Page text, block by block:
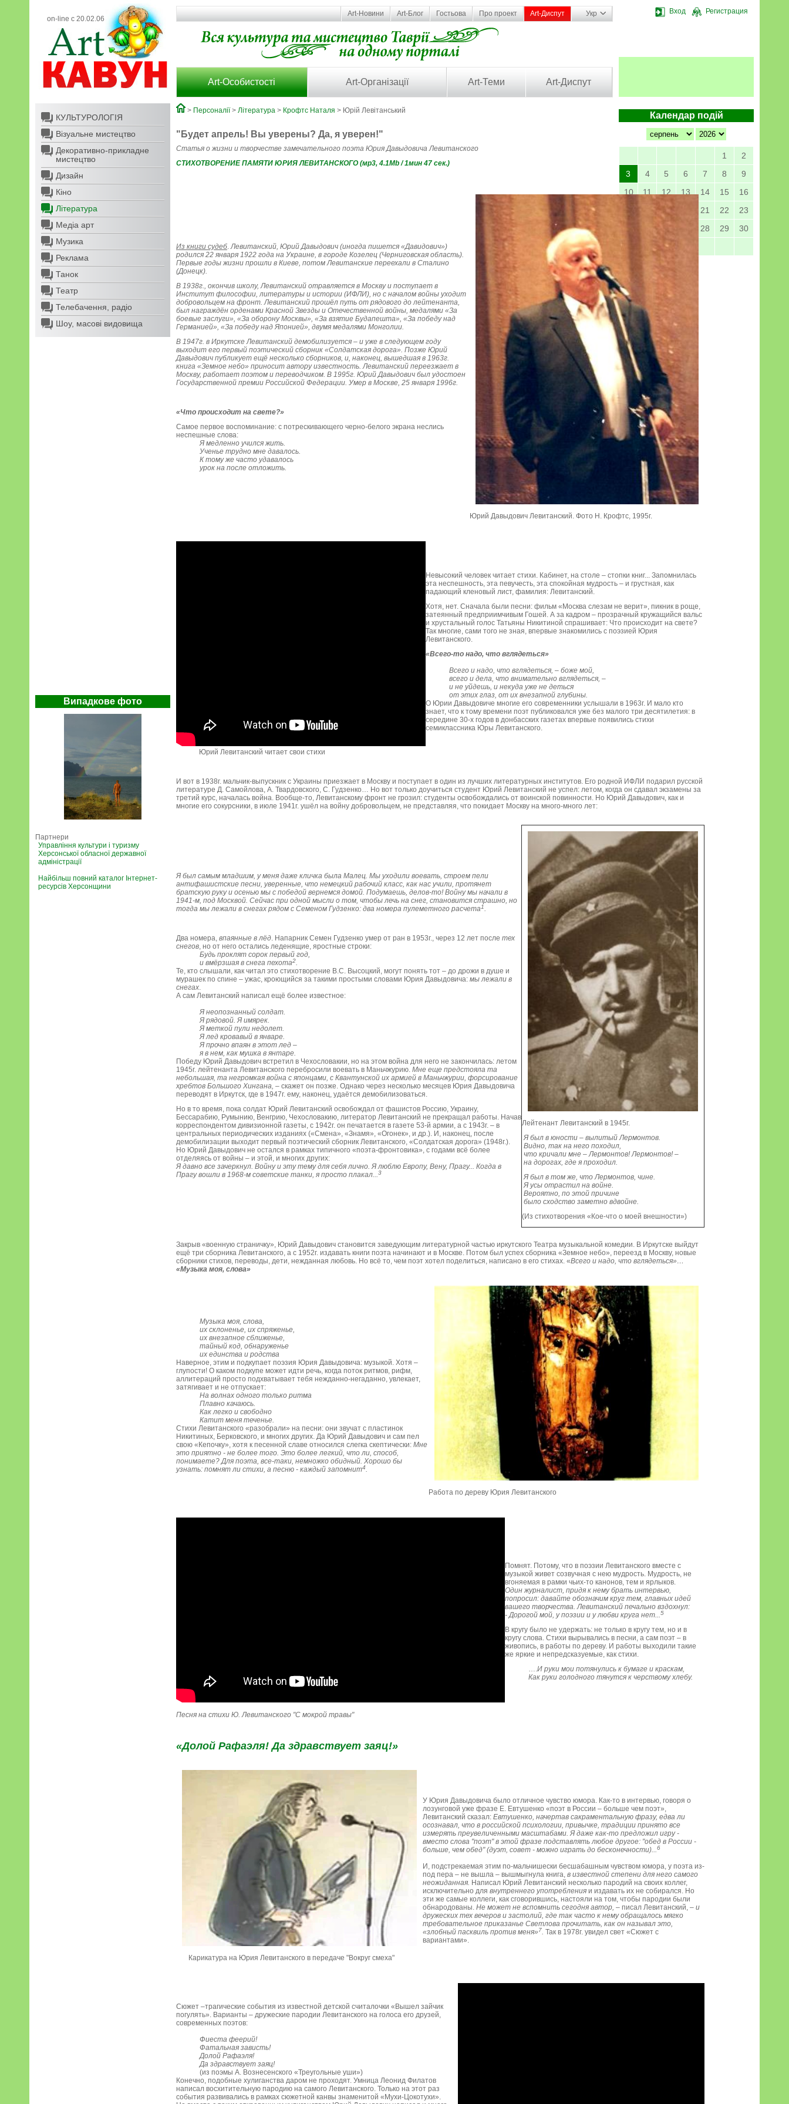
on-line с 20.02.06
Вход Регистрация
Art-Новини Art-Блог Гостьова Про проект Art-Диспут Укр
Art-Особистості Art-Організації Art-Теми Art-Диспут
КУЛЬТУРОЛОГІЯ
Візуальне мистецтво
Декоративно-прикладне
мистецтво
Дизайн
Кіно
Література
Медіа арт
Музика
Реклама
Танок
Театр
Телебачення, радіо
Шоу, масові видовища
Випадкове фото
Партнери
Управління культури і туризму
Херсонської обласної державної
адміністрації
Найбільш повний каталог Інтернет-
ресурсів Херсонщини
Календар подій
1
2
3
4 5 6 7 8
9
10
11 12 13 14 15
16
19 21 22
23
28 29
30
> Персоналії> Література > Крофтс Наталя > Юрій Левітанський
"Будет апрель! Вы уверены? Да, я уверен!"
Статья о жизни и творчестве замечательного поэта Юрия Давыдовича Левитанского
СТИХОТВОРЕНИЕ ПАМЯТИ ЮРИЯ ЛЕВИТАНСКОГО (мp3, 4.1Mb / 1мин 47 сек.)
Из книги судеб.Левитанский, Юрий Давыдович (иногда пишется «Давидович»)
родился 22 января 1922 года на Украине, в городе Козелец (Черниговская область).
Первые годы жизни прошли в Киеве, потом Левитанские переехали в Сталино
(Донецк).
В 1938г., окончив школу, Левитанский отравляется в Москву и поступает в
Институт философии, литературы и истории (ИФЛИ), но с началом войны уходит
добровольцем на фронт. Левитанский прошёл путь от рядового до лейтенанта,
был награждён орденами Красной Звезды и Отечественной войны, медалями «За
боевые заслуги», «За оборону Москвы», «За взятие Будапешта», «За победу над
Германией», «За победу над Японией», двумя медалями Монголии.
В 1947г. в Иркутске Левитанский демобилизуется – и уже в следующем году
выходит его первый поэтический сборник «Солдатская дорога». Позже Юрий
Давыдович публикует ещё несколько сборников, и, наконец, вышедшая в 1963г.
книга «Земное небо» приносит автору известность. Левитанский переезжает в
Москву, работает поэтом и переводчиком. В 1995г. Юрий Давыдович был удостоен
Государственной премии Российской Федерации. Умер в Москве, 25 января 1996г.
«Что происходит на свете?»
Самое первое воспоминание: с потрескивающего черно-белого экрана неслись
неспешные слова:
Я медленно учился жить.
Ученье трудно мне давалось.
К тому же часто удавалось
урок на после отложить.
Юрий Давыдович Левитанский. Фото Н. Крофтс, 1995г.
Юрий Левитанский читает свои стихи
Невысокий человек читает стихи. Кабинет, на столе – стопки книг... Запомнилась
эта неспешность, эта певучесть, эта спокойная мудрость – и грустная, как
падающий кленовый лист, фамилия: Левитанский.
Хотя, нет. Сначала были песни: фильм «Москва слезам не верит», пикник в роще,
затеянный предприимчивым Гошей. А за кадром – прозрачный кружащийся вальс
и хрустальный голос Татьяны Никитиной спрашивает: Что происходит на свете?
Так многие, сами того не зная, впервые знакомились с поэзией Юрия
Левитанского.
«Всего-то надо, что вглядеться»
Всего и надо, что вглядеться, – боже мой,
всего и дела, что внимательно вглядеться, –
и не уйдешь, и некуда уже не деться
от этих глаз, от их внезапной глубины.
О Юрии Давыдовиче многие его современники услышали в 1963г. И мало кто
знает, что к тому времени поэт публиковался уже без малого три десятилетия: в
середине 30-х годов в донбасских газетах впервые появились стихи
семиклассника Юры Левитанского.
И вот в 1938г. мальчик-выпускник с Украины приезжает в Москву и поступает в один из лучших литературных институтов. Его родной ИФЛИ подарил русской
литературе Д. Самойлова, А. Твардовского, С. Гудзенко… Но вот только доучиться студент Юрий Левитанский не успел: летом, когда он сдавал экзамены за
третий курс, началась война. Вообще-то, Левитанскому фронт не грозил: студенты освобождались от воинской повинности. Но Юрий Давыдович, как и
многие его сокурсники, в июле 1941г. ушёл на войну добровольцем, не представляя, что покидает Москву на много-много лет:
Я был самым младшим, у меня даже кличка была Малец. Мы уходили воевать, строем пели
антифашистские песни, уверенные, что немецкий рабочий класс, как нас учили, протянет
братскую руку и осенью мы с победой вернемся домой. Подумаешь, делов-то! Войну мы начали в
1941-м, под Москвой. Сейчас при одной мысли о том, чтобы лечь на снег, становится страшно, но
тогда мы лежали в снегах рядом с Семеном Гудзенко: два номера пулеметного расчета1.
Два номера, впаянные в лёд. Напарник Семен Гудзенко умер от ран в 1953г., через 12 лет после тех
снегов, но от него остались леденящие, яростные строки:
Будь проклят сорок первый год,
и вмёрзшая в снега пехота2.
Те, кто слышали, как читал это стихотворение В.С. Высоцкий, могут понять тот – до дрожи в душе и
мурашек по спине – ужас, кроющийся за такими простыми словами Юрия Давыдовича: мы лежали в
снегах.
А сам Левитанский написал ещё более известное:
Я неопознанный солдат.
Я рядовой. Я имярек.
Я меткой пули недолет.
Я лед кровавый в январе.
Я прочно впаян в этот лед –
я в нем, как мушка в янтаре.
Победу Юрий Давыдович встретил в Чехословакии, но на этом война для него не закончилась: летом
1945г. лейтенанта Левитанского перебросили воевать в Маньчжурию. Мне еще предстояла та
небольшая, та негромкая война с японцами, с Квантунской их армией в Маньчжурии, форсирование
хребтов Большого Хингана, – скажет он позже. Однако через несколько месяцев Юрия Давыдовича
переводят в Иркутск, где в 1947г. ему, наконец, удаётся демобилизоваться.
Но в то время, пока солдат Юрий Левитанский освобождал от фашистов Россию, Украину,
Бессарабию, Румынию, Венгрию, Чехословакию, литератор Левитанский не прекращал работы. Начав
корреспондентом дивизионной газеты, с 1942г. он печатается в газете 53-й армии, а с 1943г. – в
центральных периодических изданиях («Смена», «Знамя», «Огонек», и др.). И, наконец, после
демобилизации выходит первый поэтический сборник Левитанского, «Солдатская дорога» (1948г.).
Но Юрий Давыдович не остался в рамках типичного «поэта-фронтовика», с годами всё более
отделяясь от войны – и этой, и многих других:
Я давно все зачеркнул. Войну и эту тему для себя лично. Я люблю Европу, Вену, Прагу... Когда в
Прагу вошли в 1968-м советские танки, я просто плакал...3
Лейтенант Левитанский в 1945г.
Я был в юности – вылитый Лермонтов.
Видно, так на него походил,
что кричали мне – Лермонтов! Лермонтов! –
на дорогах, где я проходил.
Я был в том же, что Лермонтов, чине.
Я усы отрастил на войне.
Вероятно, по этой причине
было сходство заметно вдвойне.
(Из стихотворения «Кое-что о моей внешности»)
Закрыв «военную страничку», Юрий Давыдович становится заведующим литературной частью иркутского Театра музыкальной комедии. В Иркутске выйдут
ещё три сборника Левитанского, а с 1952г. издавать книги поэта начинают и в Москве. Потом был успех сборника «Земное небо», переезд в Москву, новые
сборники стихов, переводы, дети, нежданная любовь. Но всё то, чем поэт хотел поделиться, написано в его стихах. «Всего и надо, что вглядеться»…
«Музыка моя, слова»
Музыка моя, слова,
их склоненье, их спряженье,
их внезапное сближенье,
тайный код, обнаруженье
их единства и родства
Наверное, этим и подкупает поэзия Юрия Давыдовича: музыкой. Хотя –
глупости! О каком подкупе может идти речь, когда поток ритмов, рифм,
аллитераций просто подхватывает тебя нежданно-негаданно, увлекает,
затягивает и не отпускает:
На волнах одного только ритма
Плавно качаюсь.
Как легко и свободно
Катит меня теченье.
Стихи Левитанского «разобрали» на песни: они звучат с пластинок
Никитиных, Берковского, и многих других. Да Юрий Давыдович и сам пел
свою «Кепочку», хотя к песенной славе относился слегка скептически: Мне
это приятно - не более того. Это более легкий, что ли, способ,
понимаете? Для поэта, все-таки, немножко обидный. Хорошо бы
узнать: помнят ли стихи, а песню - каждый запомнит4.
Работа по дереву Юрия Левитанского
Песня на стихи Ю. Левитанского "С мокрой травы"
Помнят. Потому, что в поэзии Левитанского вместе с
музыкой живет созвучная с нею мудрость. Мудрость, не
вгоняемая в рамки чьих-то канонов, тем и ярлыков.
Один журналист, придя к нему брать интервью,
попросил: давайте обозначим круг тем, главных идей
вашего творчества. Левитанский печально вздохнул:
- Дорогой мой, у поэзии и у любви круга нет...5
В кругу было не удержать: не только в кругу тем, но и в
кругу слова. Стихи вырывались в песни, а сам поэт – в
живопись, в работы по дереву. И работы выходили такие
же яркие и непредсказуемые, как стихи.
….И руки мои потянулись к бумаге и краскам,
Как руки голодного тянутся к черствому хлебу.
«Долой Рафаэля! Да здравствует заяц!»
Карикатура на Юрия Левитанского в передаче "Вокруг смеха"
У Юрия Давыдовича было отличное чувство юмора. Как-то в интервью, говоря о
лозунговой уже фразе Е. Евтушенко «поэт в России – больше чем поэт»,
Левитанский сказал: Евтушенко, начертав сакраментальную фразу, едва ли
осознавал, что в российской психологии, привычке, традиции принято все
измерять преувеличенными масштабами. Я даже как-то предложил игру -
вместо слова "поэт" в этой фразе подставлять любое другое: "обед в России -
больше, чем обед" (дуэт, совет - можно играть до бесконечности)...6
И, подстрекаемая этим по-мальчишески бесшабашным чувством юмора, у поэта из-
под пера – не вышла – вышмыгнула книга, в известной степени для него самого
неожиданная. Написал Юрий Левитанский несколько пародий на своих коллег,
исключительно для внутреннего употребления и издавать их не собирался. Но
эти же самые коллеги, как сговорившись, настояли на том, чтобы пародии были
обнародованы. Не может не вспомнить сегодня автор, – писал Левитанский, – и
дружеских тех вечеров и застолий, где так часто к нему обращалось мягко
требовательное приказанье Светлова прочитать, как он называл это,
«злобный пасквиль против меня»7. Так в 1978г. увидел свет «Сюжет с
вариантами».
Сюжет –трагические события из известной детской считалочки «Вышел зайчик
погулять». Варианты – дружеские пародии Левитанского на голоса его друзей,
современных поэтов:
Фиеста феерий!
Фатальная зависть!
Долой Рафаэля!
Да здравствует заяц!
(из поэмы А. Вознесенского «Треугольные уши»)
Конечно, подобные хулиганства даром не проходят. Умница Леонид Филатов
написал восхитительную пародию на самого Левитанского. Только на этот раз
события развивались в рамках сюжетной канвы знаменитой «Мухи-Цокотухи».